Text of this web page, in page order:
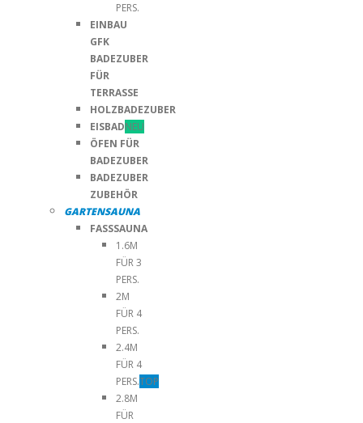
PERS.
EINBAU
GFK
BADEZUBER
FÜR
TERRASSE
HOLZBADEZUBER
EISBADNEU
ÖFEN FÜR
BADEZUBER
BADEZUBER
ZUBEHÖR
GARTENSAUNA
FASSSAUNA
1.6M
FÜR 3
PERS.
2M
FÜR 4
PERS.
2.4M
FÜR 4
PERS.TOP
2.8M
FÜR